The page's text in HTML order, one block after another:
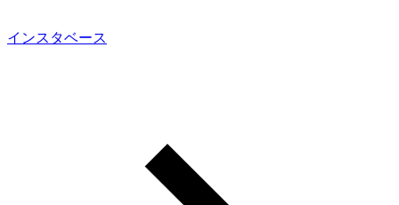
インスタベース